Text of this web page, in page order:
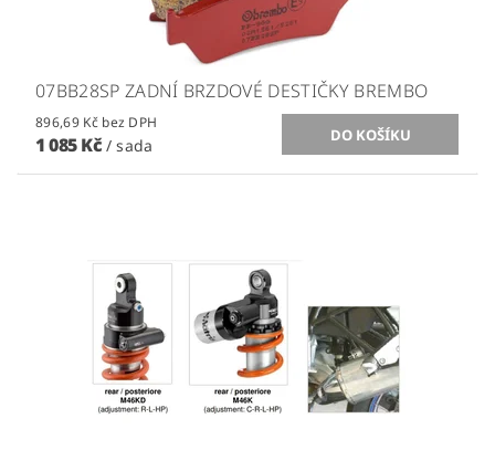
07BB28SP ZADNÍ BRZDOVÉ DESTIČKY BREMBO
896,69 Kč bez DPH
1 085 Kč / sada